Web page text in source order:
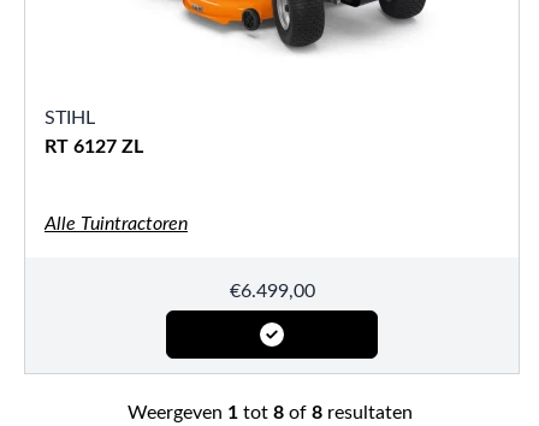
STIHL
RT 6127 ZL
Alle Tuintractoren
€6.499,00
Weergeven 1tot 8of 8resultaten